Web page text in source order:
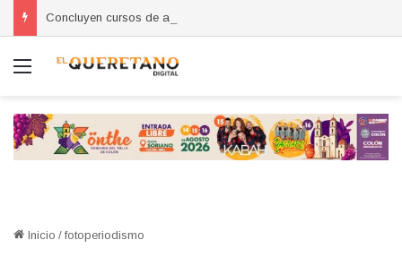
Menú
Inicio / fotoperiodismo